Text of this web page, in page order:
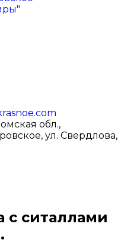
обл.,
ул. Свердлова,
с ситаллами